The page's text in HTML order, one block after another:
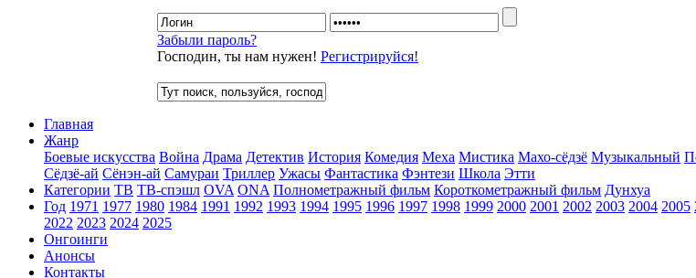
Забыли пароль?
Господин, ты нам нужен! Регистрируйся!
Главная
Жанр
Боевые искусства Война Драма Детектив История Комедия Меха Мистика Махо-сёдзё Музыкальный
Сёдзё-ай Сёнэн-ай Самураи Триллер Ужасы Фантастика Фэнтези Школа Этти
Категории ТВ ТВ-спэшл OVA ONA Полнометражный фильм Короткометражный фильм Дунхуа
Год 1971 1977 1980 1984 1991 1992 1993 1994 1995 1996 1997 1998 1999 2000 2001 2002 2003 2004 2005
2022 2023 2024 2025
Онгоинги
Анонсы
Контакты